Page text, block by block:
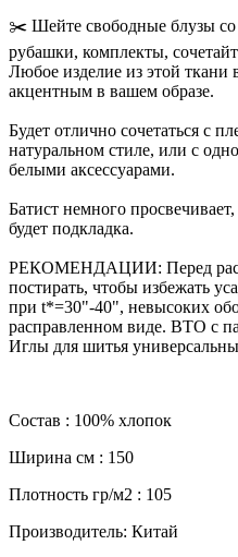
✂️ Шейте свободные блузы со
рубашки, комплекты,
Любое изделие из этой
акцентным в вашем образе.
Будет отлично сочетаться с
натуральном стиле, или с
белыми аксессуарами.
Батист немного
будет подкладка.
РЕКОМЕНДАЦИИ: Перед
постирать, чтобы избежать
при t*=30"-40", невысоких
расправленном виде. ВТО с
Иглы для шитья
Состав : 100% хлопок
Ширина см : 150
Плотность гр/м2 : 105
Производитель: Китай